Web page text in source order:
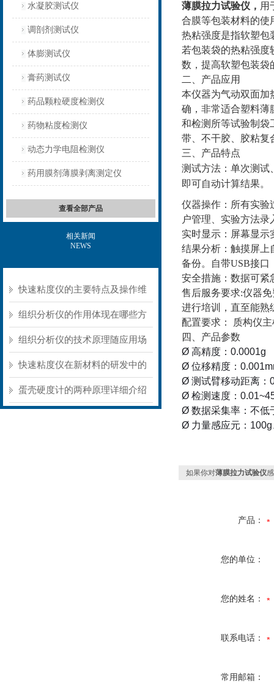
水凝胶测试仪
调剖剂测试仪
体膨测试仪
膏药测试仪
药品颗粒硬度检测仪
药物粘度检测仪
动态力学电阻检测仪
药用膜剂薄膜剥离测定仪
查看全部产品
相关新闻
NEWS
快速粘度仪的主要特点及操作维
护方式
组织分析仪的作用体现在哪些方
面？
组织分析仪的技术原理随应用场
景不同存在明显差异
快速粘度仪在新材料的研发中的
应用
蛋壳硬度计的两种原理详细介绍
薄膜拉力试验仪 ， 用
合膜等包装材料的使
热粘强度是指软塑包
若包装袋的热粘强度
数，提高软塑包装袋
二、 产品应用
本仪器为气动双面加
确，非常适合塑料薄
和检测所等试验制袋
带、不干胶、胶粘复
三、产品特点
测试方法：单次测试
即可自动计算结果。
仪器操作：所有实验
户管理、实验方法
实时显示：屏幕显示
结果分析：触摸屏上
备份。自带USB接口
安全措施：数据可紧
售后服务要求:仪器
进行培训，直至能熟
配置要求：
质构仪
四、产品参数
Ø 高精度： 0.0001g
Ø 位移精度：
Ø 测试臂移动距离：
Ø 检测速度： 0.01~
Ø 数据采集率：不低
Ø 力量感应元： 100g
如果你对薄膜拉力试验仪
产品：
您的单位：
您的姓名：
联系电话：
常用邮箱：